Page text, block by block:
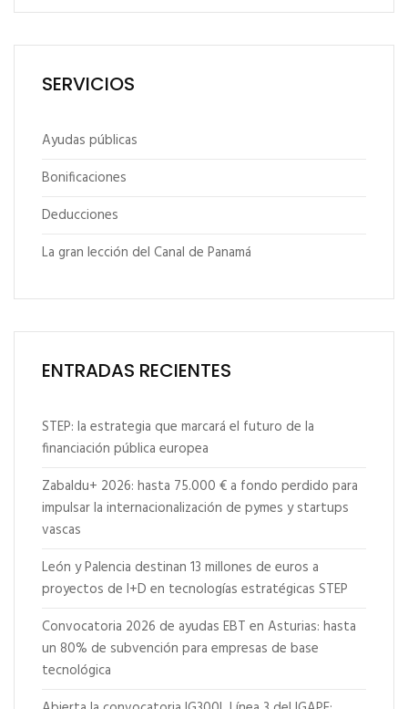
SERVICIOS
Ayudas públicas
Bonificaciones
Deducciones
La gran lección del Canal de Panamá
ENTRADAS RECIENTES
STEP: la estrategia que marcará el futuro de la
financiación pública europea
Zabaldu+ 2026: hasta 75.000 € a fondo perdido para
impulsar la internacionalización de pymes y startups
vascas
León y Palencia destinan 13 millones de euros a
proyectos de I+D en tecnologías estratégicas STEP
Convocatoria 2026 de ayudas EBT en Asturias: hasta
un 80% de subvención para empresas de base
tecnológica